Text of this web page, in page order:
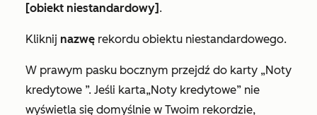
[obiekt niestandardowy] .
Kliknij nazwę rekordu obiektu niestandardowego.
W prawym pasku bocznym przejdź do karty „Noty
kredytowe ”. Jeśli karta„Noty kredytowe” nie
wyświetla się domyślnie w Twoim rekordzie,